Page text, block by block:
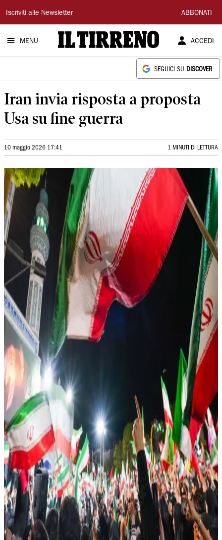
Il
Tirreno
Iscriviti alle Newsletter ABBONATI
MENU ACCEDI
SEGUICI SU DISCOVER
Iran invia risposta a proposta
Usa su fine guerra
10 maggio 2026 17:41 1 MINUTI DI LETTURA